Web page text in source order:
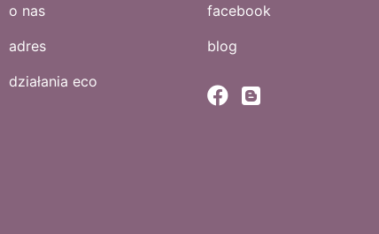
o nas
adres
działania eco
facebook
blog